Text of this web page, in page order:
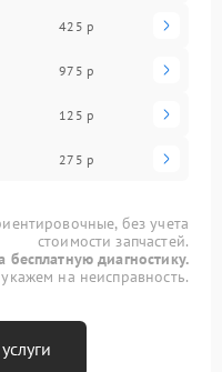
425 р
975 р
125 р
275 р
без учета
стоимости запчастей.
бесплатную диагностику.
на неисправность.